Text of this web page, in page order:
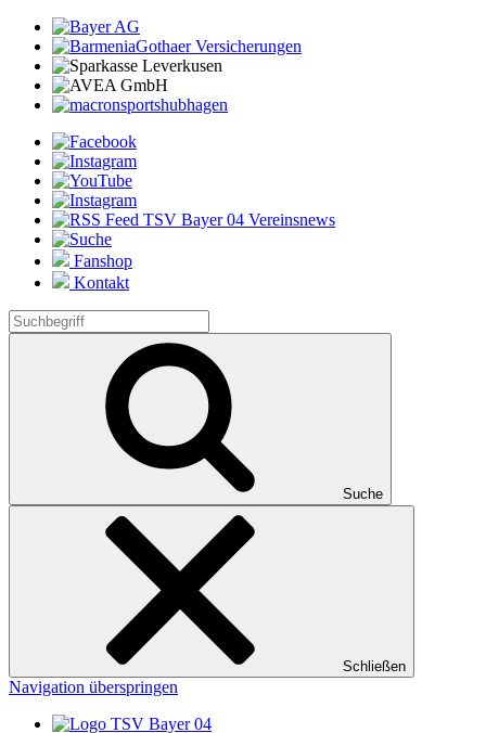
Fanshop
Kontakt
Suche
Schließen
Navigation überspringen